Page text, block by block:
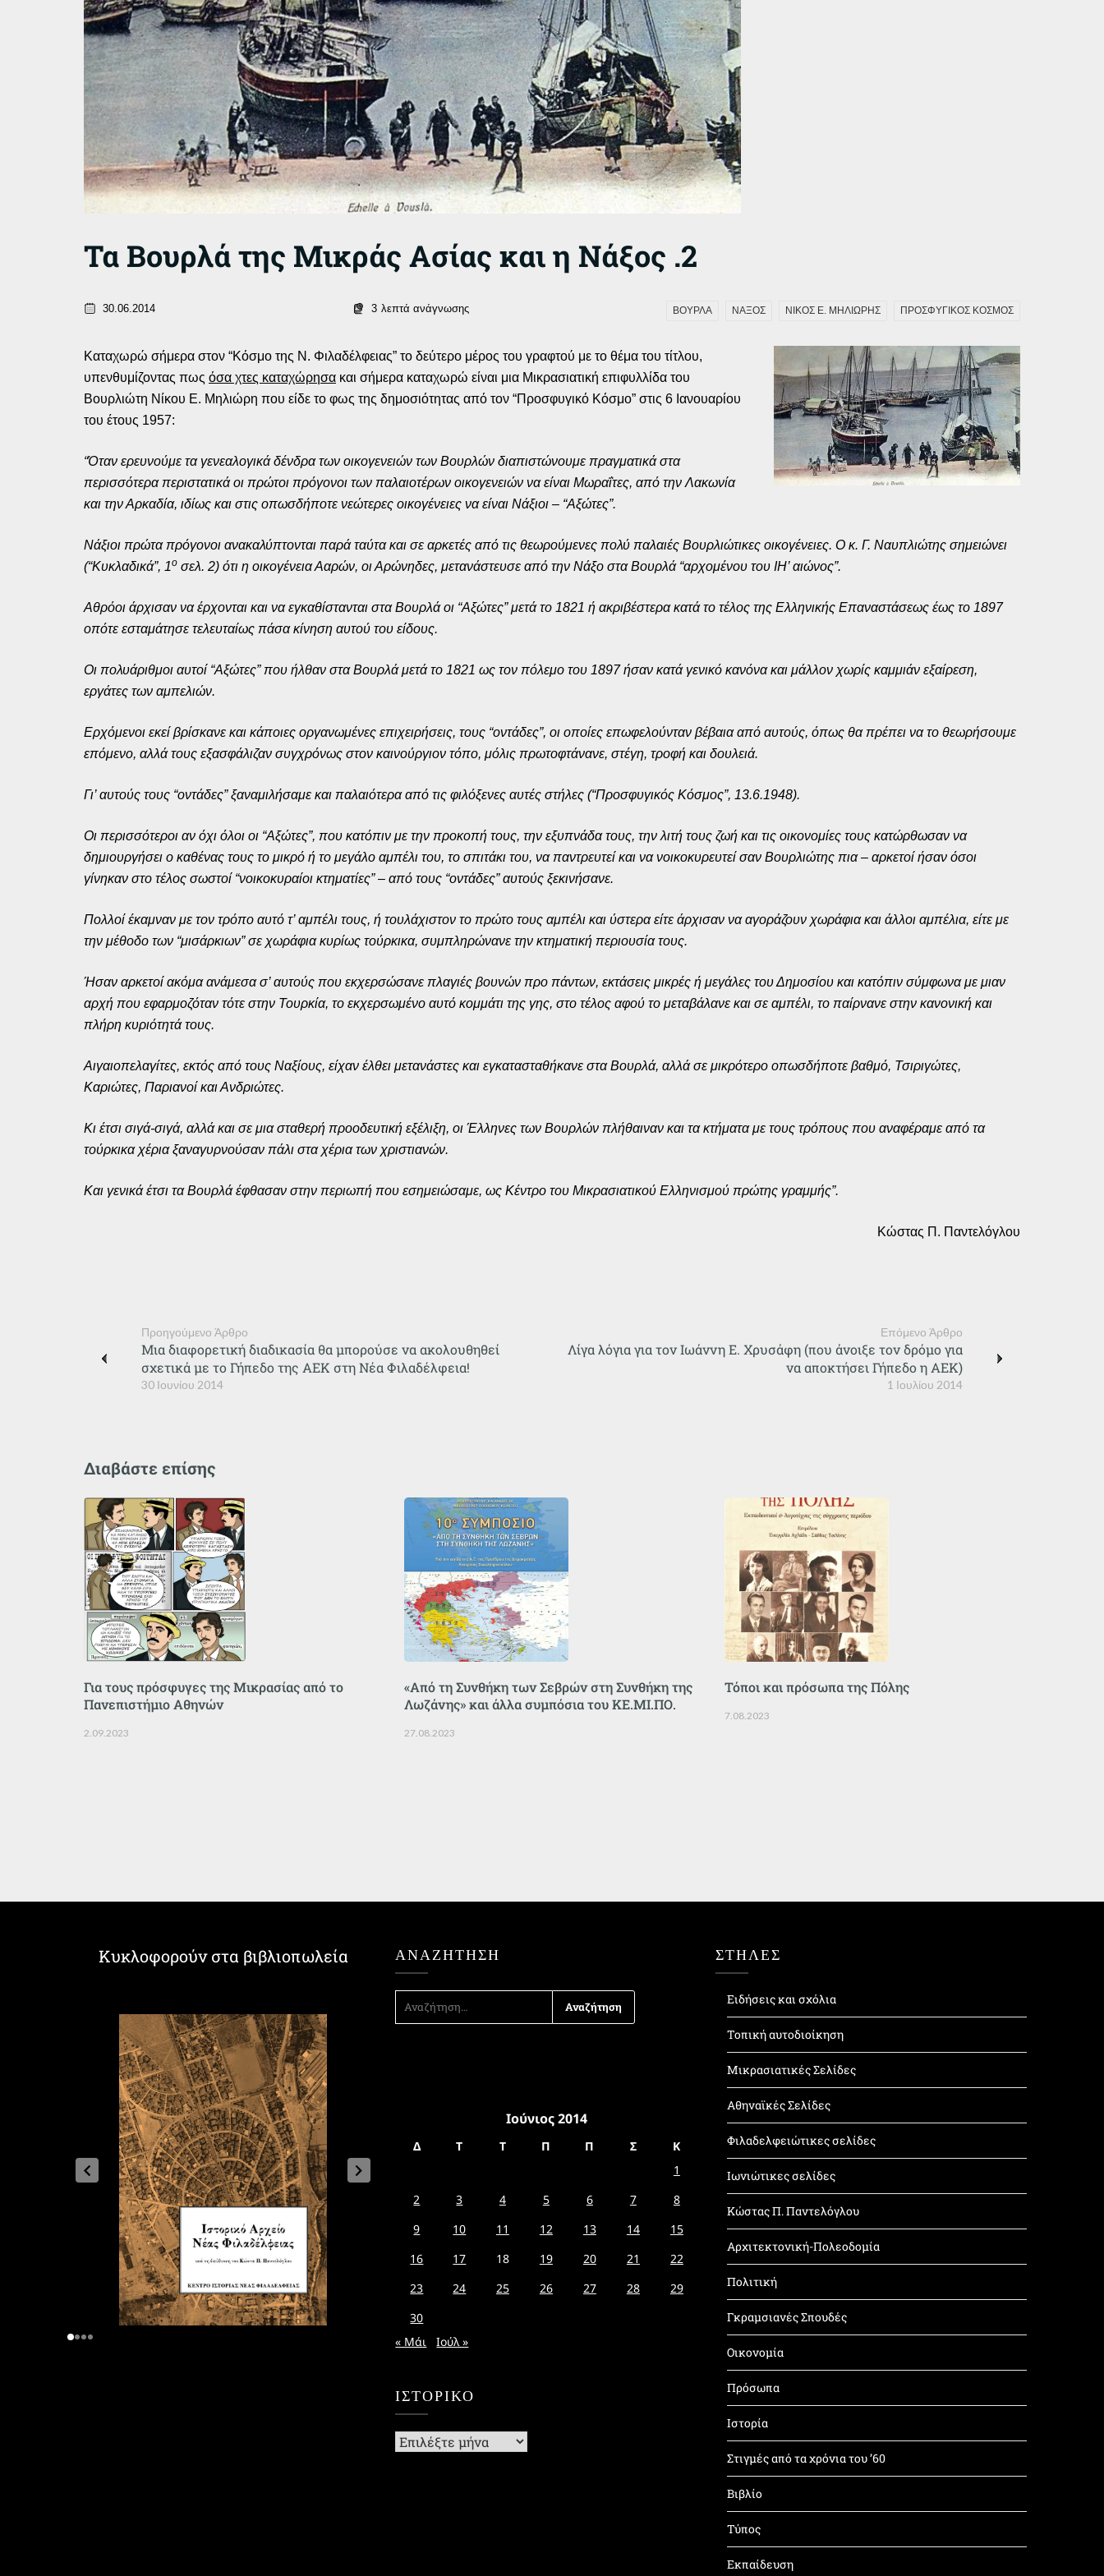
Τα Βουρλά της Μικράς Ασίας και η Νάξος .2
30.06.2014 3 λεπτά ανάγνωσης ΒΟΥΡΛΑ ΝΑΞΟΣ ΝΙΚΟΣ Ε. ΜΗΛΙΩΡΗΣ ΠΡΟΣΦΥΓΙΚΟΣ ΚΟΣΜΟΣ
Καταχωρώ σήμερα στον “Κόσμο της Ν. Φιλαδέλφειας” το δεύτερο μέρος του γραφτού με το θέμα του τίτλου,
υπενθυμίζοντας πως όσα χτες καταχώρησα και σήμερα καταχωρώ είναι μια Μικρασιατική επιφυλλίδα του
Βουρλιώτη Νίκου Ε. Μηλιώρη που είδε το φως της δημοσιότητας από τον “Προσφυγικό Κόσμο” στις 6 Ιανουαρίου
του έτους 1957:
“Όταν ερευνούμε τα γενεαλογικά δένδρα των οικογενειών των Βουρλών διαπιστώνουμε πραγματικά στα
περισσότερα περιστατικά οι πρώτοι πρόγονοι των παλαιοτέρων οικογενειών να είναι Μωραΐτες, από την Λακωνία
και την Αρκαδία, ιδίως και στις οπωσδήποτε νεώτερες οικογένειες να είναι Νάξιοι – “Αξώτες”.
Νάξιοι πρώτα πρόγονοι ανακαλύπτονται παρά ταύτα και σε αρκετές από τις θεωρούμενες πολύ παλαιές Βουρλιώτικες οικογένειες. Ο κ. Γ. Ναυπλιώτης σημειώνει
(“Κυκλαδικά”, 1ο σελ. 2) ότι η οικογένεια Ααρών, οι Αρώνηδες, μετανάστευσε από την Νάξο στα Βουρλά “αρχομένου του ΙΗ’ αιώνος”.
Αθρόοι άρχισαν να έρχονται και να εγκαθίστανται στα Βουρλά οι “Αξώτες” μετά το 1821 ή ακριβέστερα κατά το τέλος της Ελληνικής Επαναστάσεως έως το 1897
οπότε εσταμάτησε τελευταίως πάσα κίνηση αυτού του είδους.
Οι πολυάριθμοι αυτοί “Αξώτες” που ήλθαν στα Βουρλά μετά το 1821 ως τον πόλεμο του 1897 ήσαν κατά γενικό κανόνα και μάλλον χωρίς καμμιάν εξαίρεση,
εργάτες των αμπελιών.
Ερχόμενοι εκεί βρίσκανε και κάποιες οργανωμένες επιχειρήσεις, τους “οντάδες”, οι οποίες επωφελούνταν βέβαια από αυτούς, όπως θα πρέπει να το θεωρήσουμε
επόμενο, αλλά τους εξασφάλιζαν συγχρόνως στον καινούργιον τόπο, μόλις πρωτοφτάνανε, στέγη, τροφή και δουλειά.
Γι’ αυτούς τους “οντάδες” ξαναμιλήσαμε και παλαιότερα από τις φιλόξενες αυτές στήλες (“Προσφυγικός Κόσμος”, 13.6.1948).
Οι περισσότεροι αν όχι όλοι οι “Αξώτες”, που κατόπιν με την προκοπή τους, την εξυπνάδα τους, την λιτή τους ζωή και τις οικονομίες τους κατώρθωσαν να
δημιουργήσει ο καθένας τους το μικρό ή το μεγάλο αμπέλι του, το σπιτάκι του, να παντρευτεί και να νοικοκυρευτεί σαν Βουρλιώτης πια – αρκετοί ήσαν όσοι
γίνηκαν στο τέλος σωστοί “νοικοκυραίοι κτηματίες” – από τους “οντάδες” αυτούς ξεκινήσανε.
Πολλοί έκαμναν με τον τρόπο αυτό τ’ αμπέλι τους, ή τουλάχιστον το πρώτο τους αμπέλι και ύστερα είτε άρχισαν να αγοράζουν χωράφια και άλλοι αμπέλια, είτε με
την μέθοδο των “μισάρκιων” σε χωράφια κυρίως τούρκικα, συμπληρώνανε την κτηματική περιουσία τους.
Ήσαν αρκετοί ακόμα ανάμεσα σ’ αυτούς που εκχερσώσανε πλαγιές βουνών προ πάντων, εκτάσεις μικρές ή μεγάλες του Δημοσίου και κατόπιν σύμφωνα με μιαν
αρχή που εφαρμοζόταν τότε στην Τουρκία, το εκχερσωμένο αυτό κομμάτι της γης, στο τέλος αφού το μεταβάλανε και σε αμπέλι, το παίρνανε στην κανονική και
πλήρη κυριότητά τους.
Αιγαιοπελαγίτες, εκτός από τους Ναξίους, είχαν έλθει μετανάστες και εγκατασταθήκανε στα Βουρλά, αλλά σε μικρότερο οπωσδήποτε βαθμό, Τσιριγώτες,
Καριώτες, Παριανοί και Ανδριώτες.
Κι έτσι σιγά-σιγά, αλλά και σε μια σταθερή προοδευτική εξέλιξη, οι Έλληνες των Βουρλών πλήθαιναν και τα κτήματα με τους τρόπους που αναφέραμε από τα
τούρκικα χέρια ξαναγυρνούσαν πάλι στα χέρια των χριστιανών.
Και γενικά έτσι τα Βουρλά έφθασαν στην περιωπή που εσημειώσαμε, ως Κέντρο του Μικρασιατικού Ελληνισμού πρώτης γραμμής”.
Κώστας Π. Παντελόγλου
Προηγούμενο Άρθρο
30 Ιουνίου 2014
Μια διαφορετική διαδικασία θα μπορούσε να ακολουθηθεί
σχετικά με το Γήπεδο της ΑΕΚ στη Νέα Φιλαδέλφεια!
Επόμενο Άρθρο
1 Ιουλίου 2014
Λίγα λόγια για τον Ιωάννη Ε. Χρυσάφη (που άνοιξε τον δρόμο για
να αποκτήσει Γήπεδο η ΑΕΚ)
Διαβάστε επίσης
Για τους πρόσφυγες της Μικρασίας από το
Πανεπιστήμιο Αθηνών
2.09.2023
«Από τη Συνθήκη των Σεβρών στη Συνθήκη της
Λωζάνης» και άλλα συμπόσια του ΚΕ.ΜΙ.ΠΟ.
27.08.2023
Τόποι και πρόσωπα της Πόλης
7.08.2023
Κυκλοφορούν στα βιβλιοπωλεία ΑΝΑΖΉΤΗΣΗ
ΑΝΑΖΉΤΗΣΗ
Ιούνιος 2014
Δ Τ Τ Π Π Σ
Κ
1
2
3 4 5 6 7
8
9
10 11 12 13 14
15
16
17 18 19 20 21
22
23
24 25 26 27 28
29
30
« Μάι
Ιούλ »
ΙΣΤΟΡΙΚΌ
Ιστορικό
ΣΤΗΛΕΣ
Ειδήσεις και σχόλια
Τοπική αυτοδιοίκηση
Μικρασιατικές Σελίδες
Αθηναϊκές Σελίδες
Φιλαδελφειώτικες σελίδες
Ιωνιώτικες σελίδες
Κώστας Π. Παντελόγλου
Αρχιτεκτονική-Πολεοδομία
Πολιτική
Γκραμσιανές Σπουδές
Οικονομία
Πρόσωπα
Ιστορία
Στιγμές από τα χρόνια του ’60
Βιβλίο
Τύπος
Εκπαίδευση